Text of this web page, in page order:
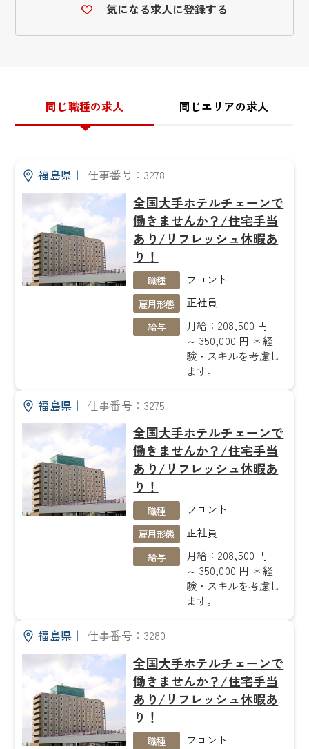
気になる求人に登録する
同じ職種の求人 同じエリアの求人
福島県｜ 仕事番号：3278
全国大手ホテルチェーンで
働きませんか？/住宅手当
あり/リフレッシュ休暇あ
り！
職種 フロント
雇用形態 正社員
給与
月給：208,500 円
～ 350,000 円 ＊経
験・スキルを考慮し
ます。
福島県｜ 仕事番号：3275
全国大手ホテルチェーンで
働きませんか？/住宅手当
あり/リフレッシュ休暇あ
り！
職種 フロント
雇用形態 正社員
給与
月給：208,500 円
～ 350,000 円 ＊経
験・スキルを考慮し
ます。
福島県｜ 仕事番号：3280
全国大手ホテルチェーンで
働きませんか？/住宅手当
あり/リフレッシュ休暇あ
り！
職種 フロント